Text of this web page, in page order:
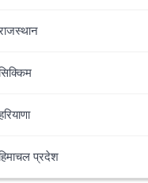
प्रदेश
बरकरार
July 8, 2026
की एक्शन-थ्रिलर फिल्म ‘अल्फा’
03 जुलाई को सिनेमाघरों में रिलीज